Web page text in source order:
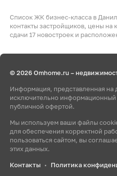
Список ЖК бизнес-класса в
контакты застройщиков, цены на
сдачи 17 новостроек и
© 2026 Omhome.ru –
Информация, представленная на
исключительно информационный
публичной офертой.
Мы используем ваши файлы
для обеспечения корректной
пользоваться сайтом, вы
этих данных.
Контакты • Политика